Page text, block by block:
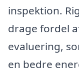
inspektion.
drage fordel
evaluering,
en bedre